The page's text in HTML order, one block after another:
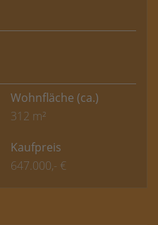
Wohnfläche (ca.)
312 m²
Kaufpreis
647.000,- €